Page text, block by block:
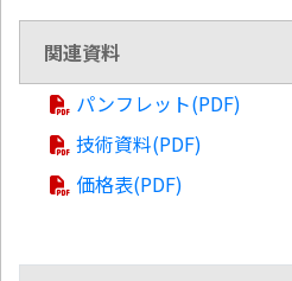
関連資料
パンフレット(PDF)
技術資料(PDF)
価格表(PDF)